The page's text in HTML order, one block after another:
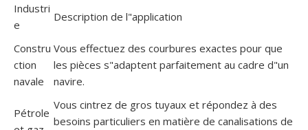
Industri
e
Description de l"application
Constru
ction
navale
Vous effectuez des courbures exactes pour que
les pièces s"adaptent parfaitement au cadre d"un
navire.
Pétrole
Vous cintrez de gros tuyaux et répondez à des
besoins particuliers en matière de canalisations de